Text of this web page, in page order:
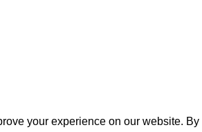
your experience on our website. By